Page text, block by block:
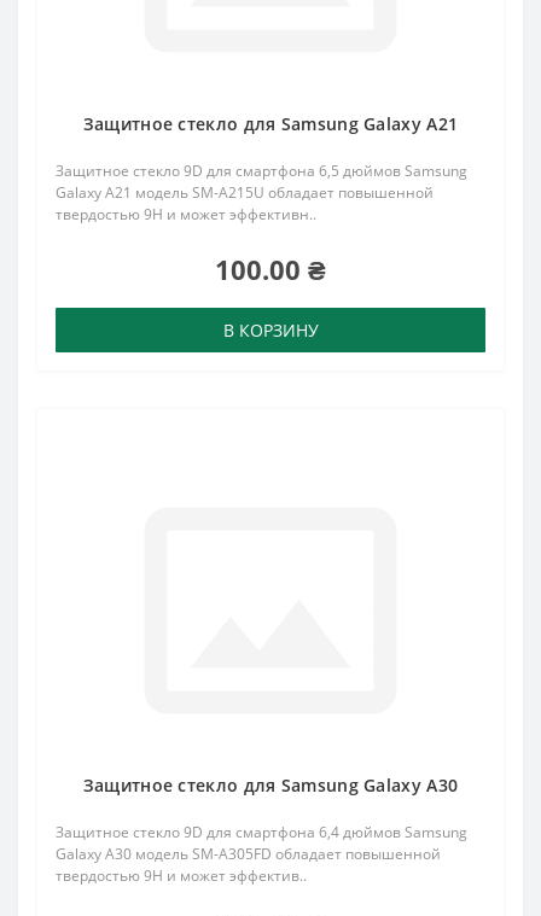
Защитное стекло для Samsung Galaxy A21
Защитное стекло 9D для смартфона 6,5 дюймов Samsung
Galaxy A21 модель SM-A215U обладает повышенной
твердостью 9H и может эффективн..
100.00 ₴
В КОРЗИНУ
Защитное стекло для Samsung Galaxy A30
Защитное стекло 9D для смартфона 6,4 дюймов Samsung
Galaxy A30 модель SM-A305FD обладает повышенной
твердостью 9H и может эффектив..